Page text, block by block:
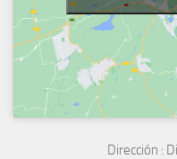
Dirección :